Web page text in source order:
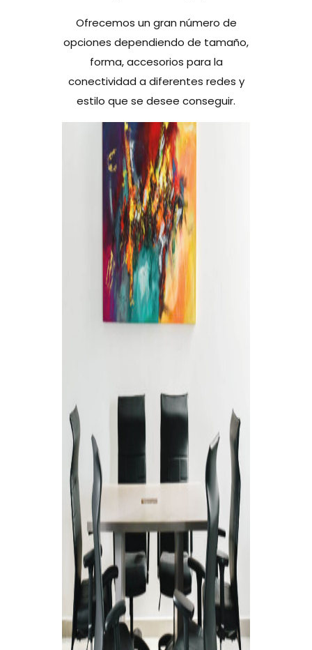
Ofrecemos un gran número de
opciones dependiendo de tamaño,
forma, accesorios para la
conectividad a diferentes redes y
estilo que se desee conseguir.